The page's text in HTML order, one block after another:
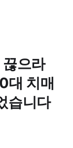
으라
대 치매
습니다